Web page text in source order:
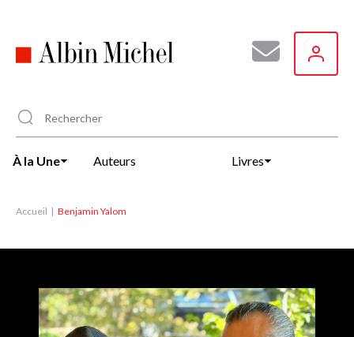
principal
À la Une Auteurs Livres
Accueil Benjamin Yalom